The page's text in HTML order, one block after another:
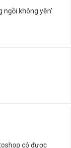
ngồi không yên'
có được